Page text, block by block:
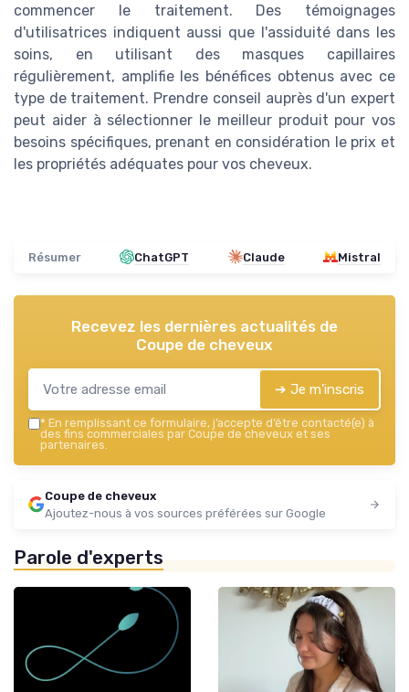
commencer le traitement. Des témoignages
d'utilisatrices indiquent aussi que l'assiduité dans les
soins, en utilisant des masques capillaires
régulièrement, amplifie les bénéfices obtenus avec ce
type de traitement. Prendre conseil auprès d'un expert
peut aider à sélectionner le meilleur produit pour vos
besoins spécifiques, prenant en considération le prix et
les propriétés adéquates pour vos cheveux.
Résumer ChatGPT Claude Mistral
Recevez les dernières actualités de
Coupe de cheveux
➔ Je m'inscris
* En remplissant ce formulaire, j’accepte d’être contacté(e) à
des fins commerciales par Coupe de cheveux et ses
partenaires.
Coupe de cheveux
Ajoutez-nous à vos sources préférées sur Google
Parole d'experts